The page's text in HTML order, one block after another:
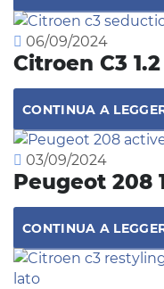
06/09/2024
Citroen C3
CONTINUA A
03/09/2024
Peugeot 208
CONTINUA A